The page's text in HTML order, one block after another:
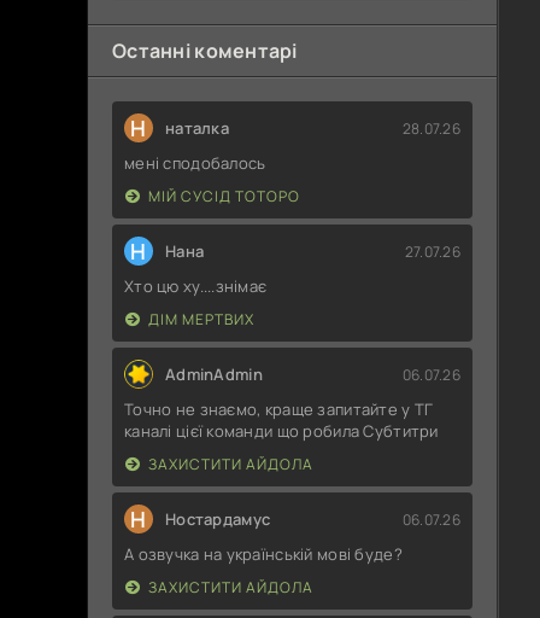
Останні коментарі
Н наталка 28.07.26
мені сподобалось
МІЙ СУСІД ТОТОРО
Н Нана 27.07.26
Хто цю ху....знімає
ДІМ МЕРТВИХ
AdminAdmin 06.07.26
Точно не знаємо, краще запитайте у ТГ
каналі цієї команди що робила Субтитри
ЗАХИСТИТИ АЙДОЛА
Н Ностардамус 06.07.26
А озвучка на українській мові буде?
ЗАХИСТИТИ АЙДОЛА